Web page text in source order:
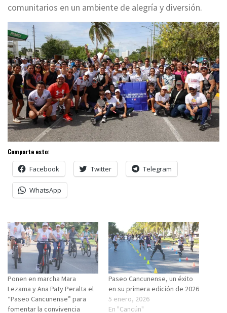
comunitarios en un ambiente de alegría y diversión.
Comparte esto:
Facebook Twitter Telegram
WhatsApp
Ponen en marcha Mara
Lezama y Ana Paty Peralta el
“Paseo Cancunense” para
fomentar la convivencia
Paseo Cancunense, un éxito
en su primera edición de 2026
5 enero, 2026
En "Cancún"